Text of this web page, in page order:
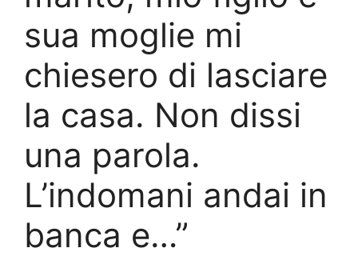
sua moglie mi
chiesero di lasciare
la casa. Non dissi
una parola.
L’indomani andai in
banca e…”